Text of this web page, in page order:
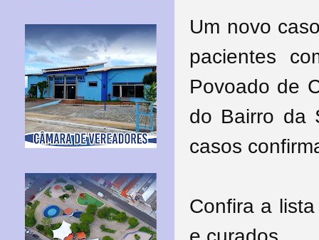
Um novo
pacientes
Povoado de
do Bairro da
casos
Confira a